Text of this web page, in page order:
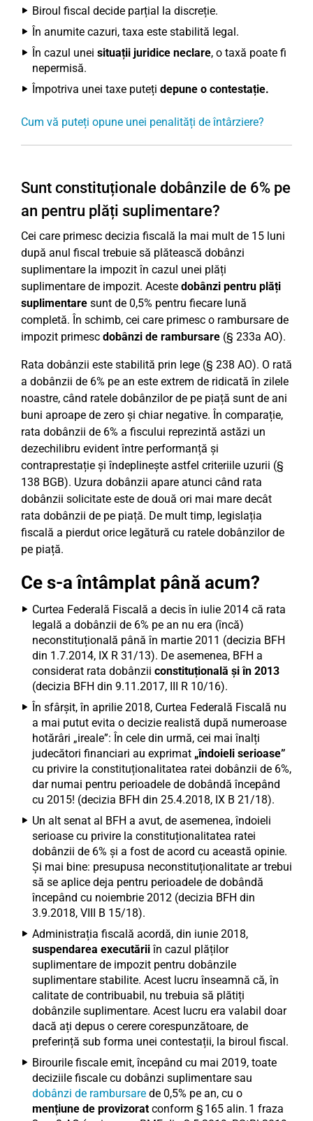
Biroul fiscal decide parțial la discreție.
În anumite cazuri, taxa este stabilită legal.
În cazul unei situații juridice neclare, o taxă poate fi
nepermisă.
Împotriva unei taxe puteți depune o contestație.
Cum vă puteți opune unei penalități de întârziere?
Sunt constituționale dobânzile de 6% pe
an pentru plăți suplimentare?
Cei care primesc decizia fiscală la mai mult de 15 luni
după anul fiscal trebuie să plătească dobânzi
suplimentare la impozit în cazul unei plăți
suplimentare de impozit. Aceste dobânzi pentru plăți
suplimentare sunt de 0,5% pentru fiecare lună
completă. În schimb, cei care primesc o rambursare de
impozit primesc dobânzi de rambursare (§ 233a AO).
Rata dobânzii este stabilită prin lege (§ 238 AO). O rată
a dobânzii de 6% pe an este extrem de ridicată în zilele
noastre, când ratele dobânzilor de pe piață sunt de ani
buni aproape de zero și chiar negative. În comparație,
rata dobânzii de 6% a fiscului reprezintă astăzi un
dezechilibru evident între performanță și
contraprestație și îndeplinește astfel criteriile uzurii (§
138 BGB). Uzura dobânzii apare atunci când rata
dobânzii solicitate este de două ori mai mare decât
rata dobânzii de pe piață. De mult timp, legislația
fiscală a pierdut orice legătură cu ratele dobânzilor de
pe piață.
Ce s-a întâmplat până acum?
Curtea Federală Fiscală a decis în iulie 2014 că rata
legală a dobânzii de 6% pe an nu era (încă)
neconstituțională până în martie 2011 (decizia BFH
din 1.7.2014, IX R 31/13). De asemenea, BFH a
considerat rata dobânzii constituțională și în 2013
(decizia BFH din 9.11.2017, III R 10/16).
În sfârșit, în aprilie 2018, Curtea Federală Fiscală nu
a mai putut evita o decizie realistă după numeroase
hotărâri „ireale”: În cele din urmă, cei mai înalți
judecători financiari au exprimat „îndoieli serioase”
cu privire la constituționalitatea ratei dobânzii de 6%,
dar numai pentru perioadele de dobândă începând
cu 2015! (decizia BFH din 25.4.2018, IX B 21/18).
Un alt senat al BFH a avut, de asemenea, îndoieli
serioase cu privire la constituționalitatea ratei
dobânzii de 6% și a fost de acord cu această opinie.
Și mai bine: presupusa neconstituționalitate ar trebui
să se aplice deja pentru perioadele de dobândă
începând cu noiembrie 2012 (decizia BFH din
3.9.2018, VIII B 15/18).
Administrația fiscală acordă, din iunie 2018,
suspendarea executăriiîn cazul plăților
suplimentare de impozit pentru dobânzile
suplimentare stabilite. Acest lucru înseamnă că, în
calitate de contribuabil, nu trebuia să plătiți
dobânzile suplimentare. Acest lucru era valabil doar
dacă ați depus o cerere corespunzătoare, de
preferință sub forma unei contestații, la biroul fiscal.
Birourile fiscale emit, începând cu mai 2019, toate
deciziile fiscale cu dobânzi suplimentare sau
dobânzi de rambursare de 0,5% pe an, cu o
mențiune de provizoratconform § 165 alin. 1 fraza